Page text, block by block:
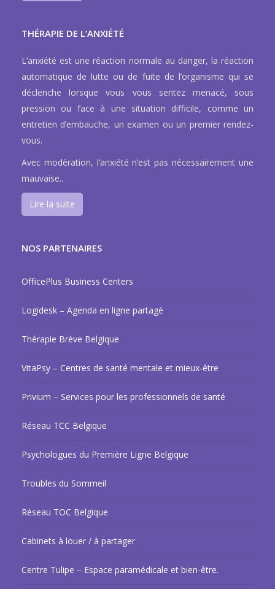
THÉRAPIE DE L’ANXIÉTÉ
L’anxiété est une réaction normale au danger, la réaction
automatique de lutte ou de fuite de l’organisme qui se
déclenche lorsque vous vous sentez menacé, sous
pression ou face à une situation difficile, comme un
entretien d’embauche, un examen ou un premier rendez-
vous.
Avec modération, l’anxiété n’est pas nécessairement une
mauvaise..
Lire la suite
NOS PARTENAIRES
OfficePlus Business Centers
Logidesk – Agenda en ligne partagé
Thérapie Brève Belgique
VitaPsy – Centres de santé mentale et mieux-être
Privium – Services pour les professionnels de santé
Réseau TCC Belgique
Psychologues du Première Ligne Belgique
Troubles du Sommeil
Réseau TOC Belgique
Cabinets à louer / à partager
Centre Tulipe – Espace paramédicale et bien-être.